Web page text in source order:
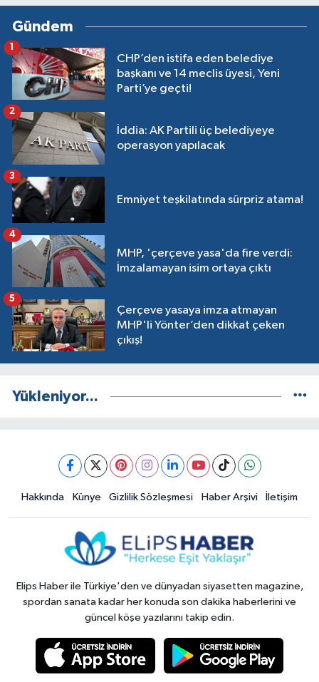
Gündem
CHP’den istifa eden belediye
başkanı ve 14 meclis üyesi, Yeni
Parti’ye geçti!
İddia: AK Partili üç belediyeye
operasyon yapılacak
2
Emniyet teşkilatında sürpriz atama!
3
MHP, 'çerçeve yasa'da fire verdi:
İmzalamayan isim ortaya çıktı
4
Çerçeve yasaya imza atmayan
MHP'li Yönter’den dikkat çeken
çıkış!
5
Yükleniyor...
Hakkında Künye Gizlilik Sözleşmesi Haber Arşivi İletişim
Elips Haber ile Türkiye'den ve dünyadan siyasetten magazine,
spordan sanata kadar her konuda son dakika haberlerini ve
güncel köşe yazılarını takip edin.